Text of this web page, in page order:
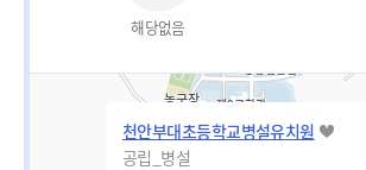
해당없음
천안부대초등학교병설유치원
공립_병설